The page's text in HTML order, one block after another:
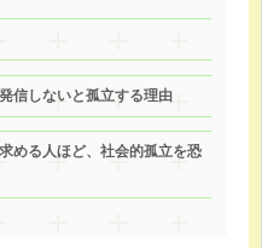
信しないと孤立する理由
める人ほど、社会的孤立を恐